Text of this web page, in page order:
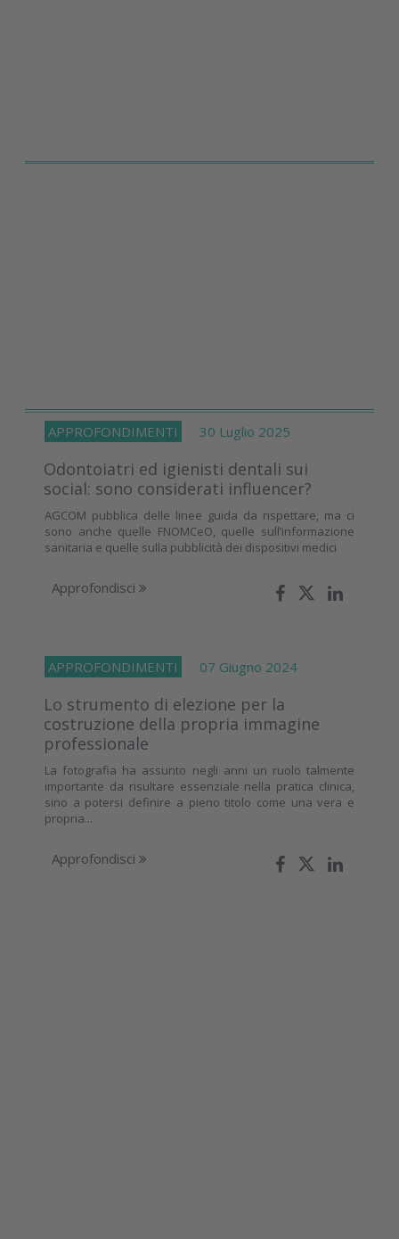
APPROFONDIMENTI 30 Luglio 2025
Odontoiatri ed igienisti dentali sui
social: sono considerati influencer?
AGCOM pubblica delle linee guida da rispettare, ma ci
sono anche quelle FNOMCeO, quelle sull’informazione
sanitaria e quelle sulla pubblicità dei dispositivi medici
Approfondisci
APPROFONDIMENTI 07 Giugno 2024
Lo strumento di elezione per la
costruzione della propria immagine
professionale
La fotografia ha assunto negli anni un ruolo talmente
importante da risultare essenziale nella pratica clinica,
sino a potersi definire a pieno titolo come una vera e
propria...
Approfondisci